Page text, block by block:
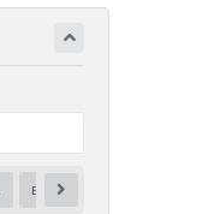
EDUCAÇÃO